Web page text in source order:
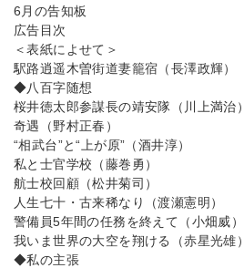
6月の告知板
広告目次
＜表紙によせて＞
駅路逍遥木曽街道妻籠宿（長澤政輝）
◆八百字随想
桜井徳太郎参謀長の靖安隊（川上満治）
奇遇（野村正春）
“相武台”と“上が原”（酒井淳）
私と士官学校（藤巻勇）
航士校回顧（松井菊司）
人生七十・古来稀なり（渡瀬憲明）
警備員5年間の任務を終えて（小畑威）
我いま世界の大空を翔ける（赤星光雄）
◆私の主張